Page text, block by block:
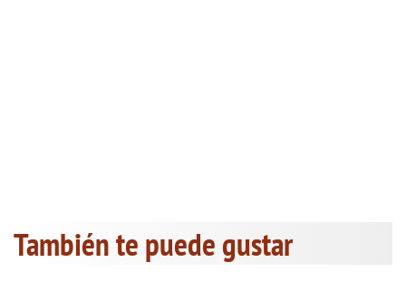
También te puede gustar